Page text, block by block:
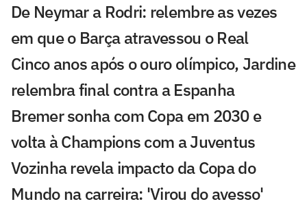
De Neymar a Rodri: relembre as vezes
em que o Barça atravessou o Real
Cinco anos após o ouro olímpico, Jardine
relembra final contra a Espanha
Bremer sonha com Copa em 2030 e
volta à Champions com a Juventus
Vozinha revela impacto da Copa do
Mundo na carreira: 'Virou do avesso'